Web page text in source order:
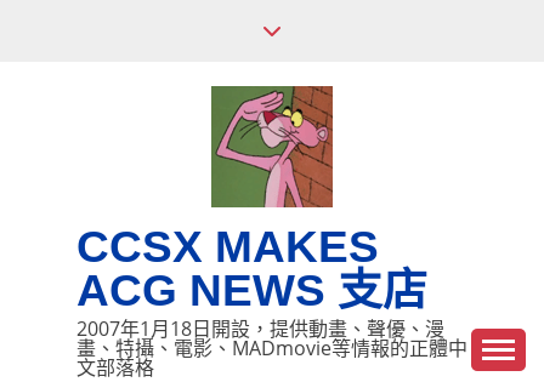
CCSX MAKES
ACG NEWS 支店
2007年1月18日開設，提供動畫、聲優、漫
畫、特攝、電影、MADmovie等情報的正體中
文部落格